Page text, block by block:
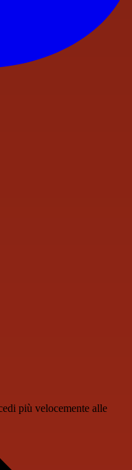
più velocemente alle